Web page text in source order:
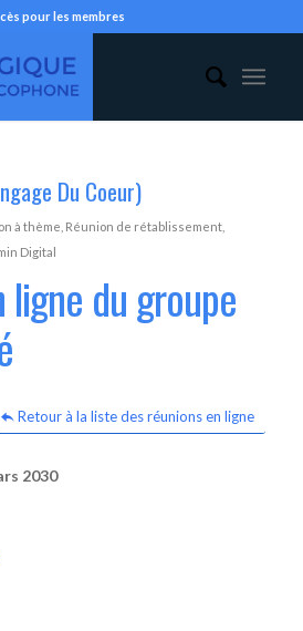
pour les membres
Du Coeur)
à thème Réunion de rétablissement,
Digital
ligne du groupe
Retour à la liste des réunions en ligne
2030